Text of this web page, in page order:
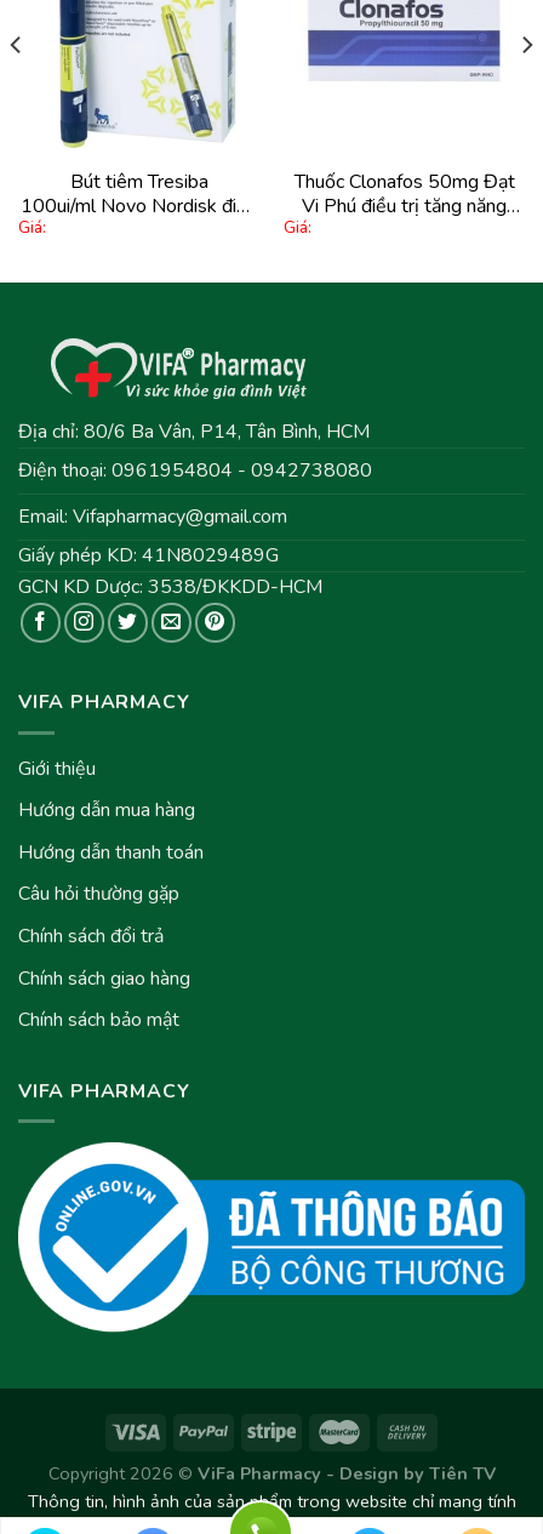
Thêm
vào
yêu
thích
Bút tiêm Tresiba
100ui/ml Novo Nordisk điều
trị đái tháo đường (5 cây x
Giá:
vào
yêu
thích
Thuốc Clonafos 50mg Đạt
Vi Phú điều trị tăng năng
tuyến giáp (10 vỉ x 10 viên)
Giá:
Địa chỉ: 80/6 Ba Vân, P14, Tân Bình, HCM
Điện thoại: 0961954804 - 0942738080
Email: Vifapharmacy@gmail.com
Giấy phép KD: 41N8029489G
GCN KD Dược: 3538/ĐKKDD-HCM
VIFA PHARMACY
Giới thiệu
Hướng dẫn mua hàng
Hướng dẫn thanh toán
Câu hỏi thường gặp
Chính sách đổi trả
Chính sách giao hàng
Chính sách bảo mật
VIFA PHARMACY
Copyright 2026 © ViFa Pharmacy - Design by Tiên TV
Thông tin, hình ảnh của sản phẩm trong website chỉ mang tính